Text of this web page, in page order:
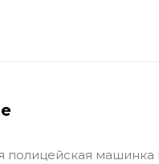
полицейская машинка